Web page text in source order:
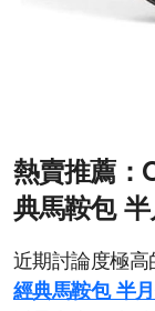
熱賣推薦：
典馬鞍包 半
近期討論度極高
經典馬鞍包 半